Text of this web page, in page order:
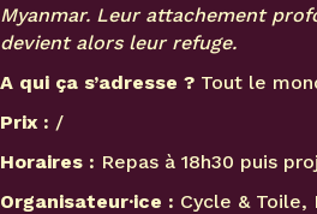
Myanmar. Leur attachement
devient alors leur refuge.
A qui ça s’adresse ? Tout le
Prix : /
Horaires : Repas à 18h30 puis
Organisateur·ice : Cycle &